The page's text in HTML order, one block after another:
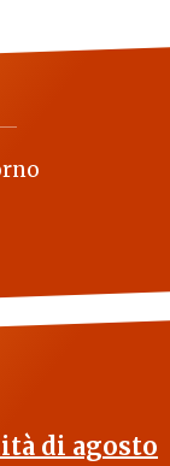
di agosto